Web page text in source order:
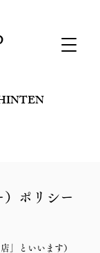
）ポリシー
」といいます）